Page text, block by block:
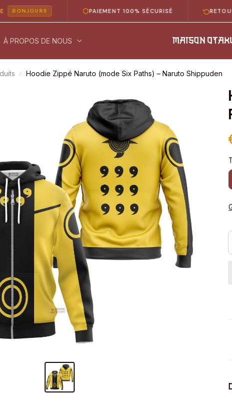
PAIEMENT 100% SÉCURISÉ RETOURS
À PROPOS DE NOUS
Hoodie Zippé Naruto (mode Six Paths) – Naruto Shippuden